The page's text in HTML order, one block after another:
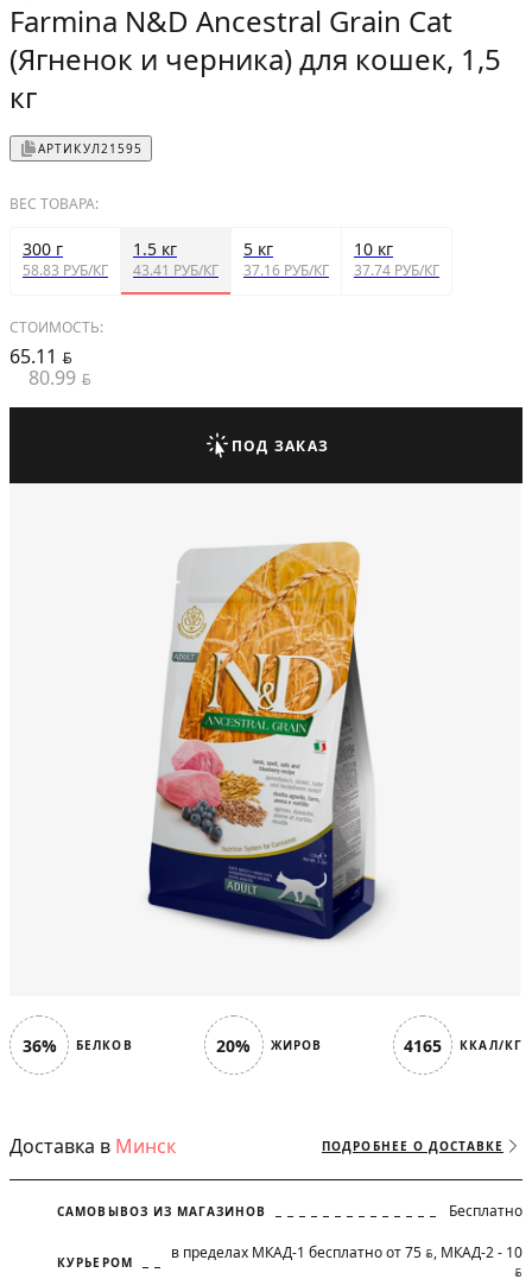
36% БЕЛКОВ 20% ЖИРОВ 4165 ККАЛ/КГ
Доставка в Минск ПОДРОБНЕЕ О ДОСТАВКЕ
САМОВЫВОЗ ИЗ МАГАЗИНОВ Бесплатно
КУРЬЕРОМ в пределах МКАД-1 бесплатно от 75 BYN, МКАД-2 - 10
BYN
Farmina N&D Ancestral Grain Cat
(Ягненок и черника) для кошек, 1,5
кг
АРТИКУЛ21595
ВЕС ТОВАРА:
300 г
58.83 РУБ/КГ
1.5 кг
43.41 РУБ/КГ
5 кг
37.16 РУБ/КГ
10 кг
37.74 РУБ/КГ
СТОИМОСТЬ:
65.11 BYN
80.99 BYN
ПОД ЗАКАЗ